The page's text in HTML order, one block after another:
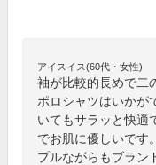
アイスイス(60代・女性)
袖が比較的長めで二
ポロシャツはいかが
いてもサラッと快適
でお肌に優しいです
プルながらもブラン